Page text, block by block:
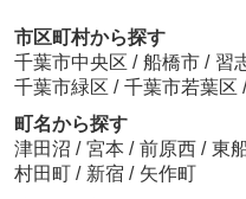
市区町村から探す
千葉市中央区 / 船橋市 / 習
千葉市緑区 / 千葉市若葉区 /
町名から探す
津田沼 / 宮本 / 前原西 / 東
村田町 / 新宿 / 矢作町